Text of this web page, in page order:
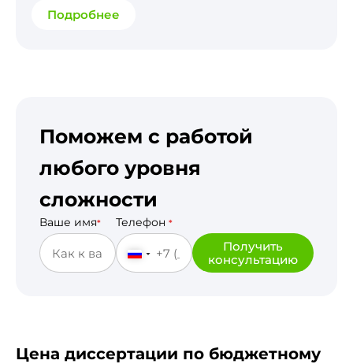
Подробнее
Поможем с работой
любого уровня
сложности
Ваше имя* Телефон *
Получить
консультацию
Цена диссертации по бюджетному